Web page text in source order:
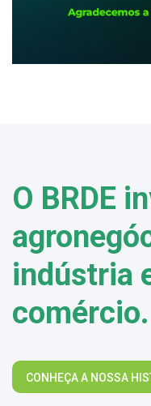
O BRDE
indústria
comércio.
CONHEÇA A NOSSA